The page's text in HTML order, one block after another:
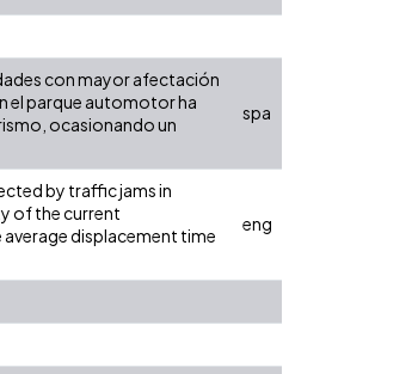
con mayor afectación
el parque automotor ha
ocasionando un
spa
by traffic jams in
of the current
displacement time
eng